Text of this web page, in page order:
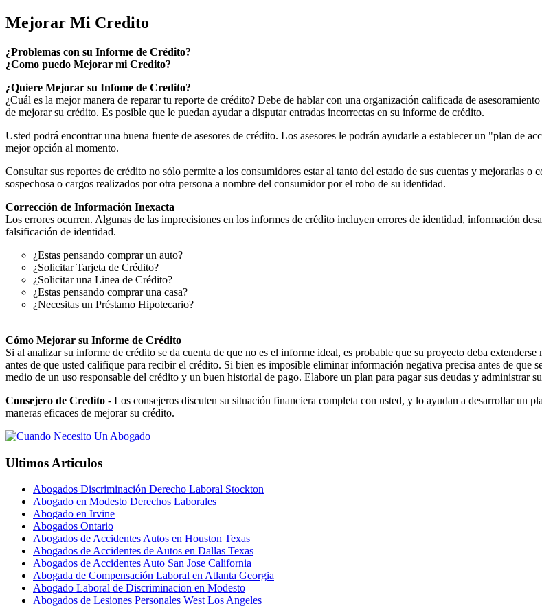
Mejorar Mi Credito
¿Problemas con su Informe de Crédito?
¿Como puedo Mejorar mi Credito?
¿Quiere Mejorar su Infome de Credito?
¿Cuál es la mejor manera de reparar tu reporte de crédito? Debe de hablar con una organización calificada de
de mejorar su crédito. Es posible que le puedan ayudar a disputar entradas incorrectas en su informe de crédito.
Usted podrá encontrar una buena fuente de asesores de crédito. Los asesores le podrán ayudarle a establecer un "plan de
mejor opción al momento.
Consultar sus reportes de crédito no sólo permite a los consumidores estar al tanto del estado de sus cuentas y mejorarlas
sospechosa o cargos realizados por otra persona a nombre del consumidor por el robo de su identidad.
Corrección de Información Inexacta
Los errores ocurren. Algunas de las imprecisiones en los informes de crédito incluyen errores de identidad, información
falsificación de identidad.
¿Estas pensando comprar un auto?
¿Solicitar Tarjeta de Crédito?
¿Solicitar una Linea de Crédito?
¿Estas pensando comprar una casa?
¿Necesitas un Préstamo Hipotecario?
Cómo Mejorar su Informe de Crédito
Si al analizar su informe de crédito se da cuenta de que no es el informe ideal, es probable que su proyecto deba
antes de que usted califique para recibir el crédito. Si bien es imposible eliminar información negativa precisa antes de
medio de un uso responsable del crédito y un buen historial de pago. Elabore un plan para pagar sus deudas y administrar
Consejero de Credito - Los consejeros discuten su situación financiera completa con usted, y lo ayudan a desarrollar un
maneras eficaces de mejorar su crédito.
Ultimos Articulos
Abogados Discriminación Derecho Laboral Stockton
Abogado en Modesto Derechos Laborales
Abogado en Irvine
Abogados Ontario
Abogados de Accidentes Autos en Houston Texas
Abogados de Accidentes de Autos en Dallas Texas
Abogados de Accidentes Auto San Jose California
Abogada de Compensación Laboral en Atlanta Georgia
Abogado Laboral de Discriminacion en Modesto
Abogados de Lesiones Personales West Los Angeles